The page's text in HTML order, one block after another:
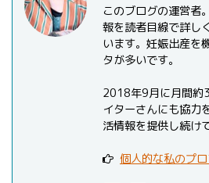
このブログの運営者
報を読者目線で詳し
います。妊娠出産を
タが多いです。
2018年9月に月間約
イターさんにも協力
活情報を提供し続け
個人的な私のプ